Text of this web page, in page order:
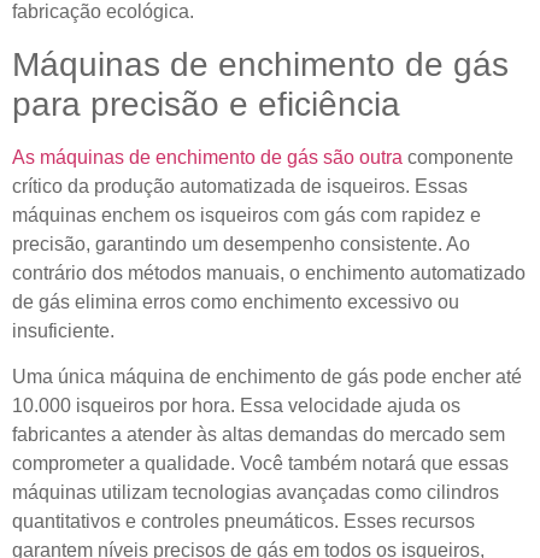
fabricação ecológica.
Máquinas de enchimento de gás
para precisão e eficiência
As máquinas de enchimento de gás são outra componente
crítico da produção automatizada de isqueiros. Essas
máquinas enchem os isqueiros com gás com rapidez e
precisão, garantindo um desempenho consistente. Ao
contrário dos métodos manuais, o enchimento automatizado
de gás elimina erros como enchimento excessivo ou
insuficiente.
Uma única máquina de enchimento de gás pode encher até
10.000 isqueiros por hora. Essa velocidade ajuda os
fabricantes a atender às altas demandas do mercado sem
comprometer a qualidade. Você também notará que essas
máquinas utilizam tecnologias avançadas como cilindros
quantitativos e controles pneumáticos. Esses recursos
garantem níveis precisos de gás em todos os isqueiros,